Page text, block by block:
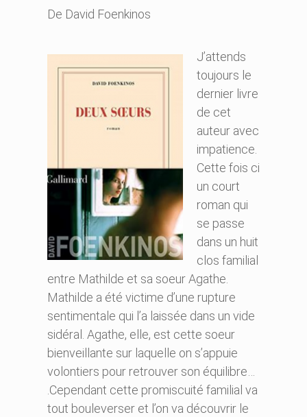
De David Foenkinos
J’attends
toujours le
dernier livre
de cet
auteur avec
impatience.
Cette fois ci
un court
roman qui
se passe
dans un huit
clos familial
entre Mathilde et sa soeur Agathe.
Mathilde a été victime d’une rupture
sentimentale qui l’a laissée dans un vide
sidéral. Agathe, elle, est cette soeur
bienveillante sur laquelle on s’appuie
volontiers pour retrouver son équilibre…
.Cependant cette promiscuité familial va
tout bouleverser et l’on va découvrir le